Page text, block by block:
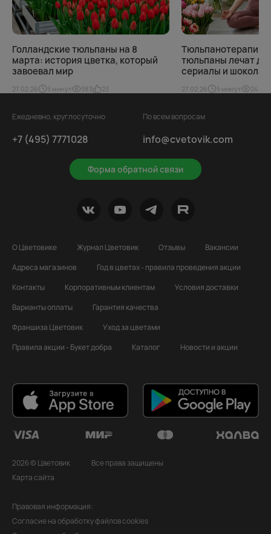
Голландские тюльпаны на 8
марта: история цветка, который
завоевал мир
27.02.26 5 минут 383 23
Тюльпанотерапия.
тюльпаны лечат
сериалы и шоколад
27.02.26 5 минут 246
Ежедневно, круглосуточно
+7 (495) 7771028
Форма обратной связи
По всем вопросам
info@cvetovik.com
О Цветовике Журнал Цветовик Отзывы
Вакансии
Адреса магазинов
Год в цветах - правила проведения акции
Контакты
Корпоративным клиентам
Условия доставки
Варианты оплаты
Гарантия качества
Франшиза Цветовик
Уход за цветами
Правила акции - Букет добра
Каталог Новости и акции
2026 © Цветовик
Все права защищены
Карта сайта
Правовая информация:
Согласие на обработку файлов cookies